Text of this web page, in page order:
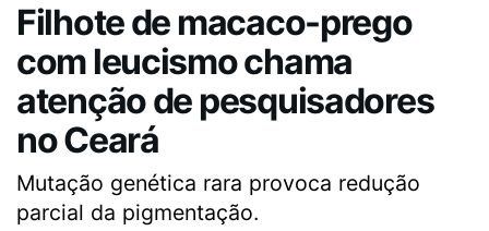
Filhote de macaco-prego
com leucismo chama
atenção de pesquisadores
no Ceará
Mutação genética rara provoca redução
parcial da pigmentação.